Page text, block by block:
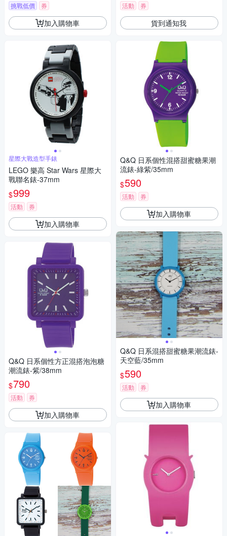
挑戰低價 券
加入購物車
星際大戰造型手錶
LEGO 樂高 Star Wars 星際大
戰聯名錶-37mm
$999
活動 券
加入購物車
Q&Q 日系個性方正混搭泡泡糖
潮流錶-紫/38mm
$790
活動 券
加入購物車
活動 券
貨到通知我
Q&Q 日系個性混搭甜蜜糖果潮
流錶-綠紫/35mm
$590
活動 券
加入購物車
Q&Q 日系混搭甜蜜糖果潮流錶-
天空藍/35mm
$590
活動 券
加入購物車